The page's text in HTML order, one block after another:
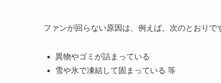
ファンが回らない原因は、例えば、次のとおりで
異物やゴミが詰まっている
雪や氷で凍結して固まっている 等